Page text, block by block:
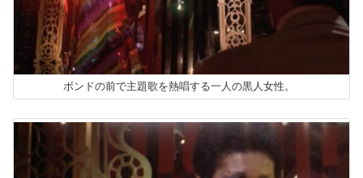
ボンドの前で主題歌を熱唱する一人の黒人女性。